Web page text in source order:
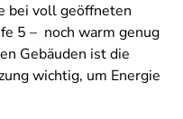
bei voll geöffneten
5 – noch warm genug
Gebäuden ist die
wichtig, um Energie